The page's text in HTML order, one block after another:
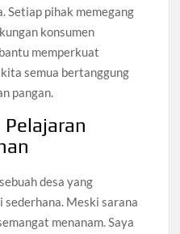
Setiap pihak memegang
konsumen
memperkuat
semua bertanggung
pangan.
desa yang
sederhana. Meski sarana
menanam. Saya